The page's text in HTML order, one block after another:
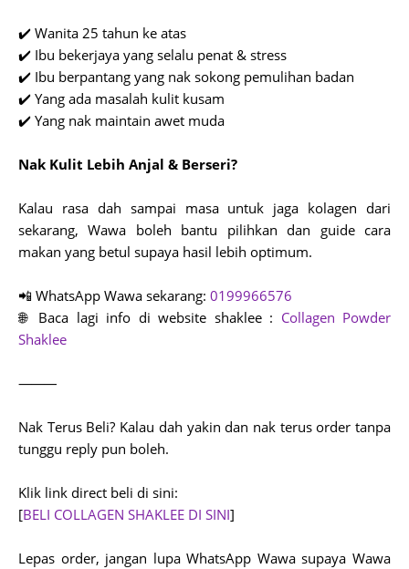
✔️ Wanita 25 tahun ke atas
✔️ Ibu bekerjaya yang selalu penat & stress
✔️ Ibu berpantang yang nak sokong pemulihan badan
✔️ Yang ada masalah kulit kusam
✔️ Yang nak maintain awet muda
Nak Kulit Lebih Anjal & Berseri?
Kalau rasa dah sampai masa untuk jaga kolagen dari
sekarang,Wawa boleh bantu pilihkan dan guide cara
makan yang betul supaya hasil lebih optimum.
📲 WhatsApp Wawa sekarang: 0199966576
🌐 Baca lagi info di website shaklee : Collagen Powder
Shaklee
⸻
Nak Terus Beli? Kalau dah yakin dan nak terus order tanpa
tunggu reply pun boleh.
Klik link direct beli di sini:
[BELI COLLAGEN SHAKLEE DI SINI]
Lepas order, jangan lupa WhatsApp Wawa supaya Wawa